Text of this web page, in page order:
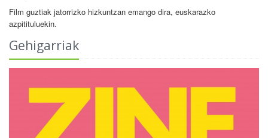
Film guztiak jatorrizko hizkuntzan emango dira, euskarazko
azpitituluekin.
Gehigarriak